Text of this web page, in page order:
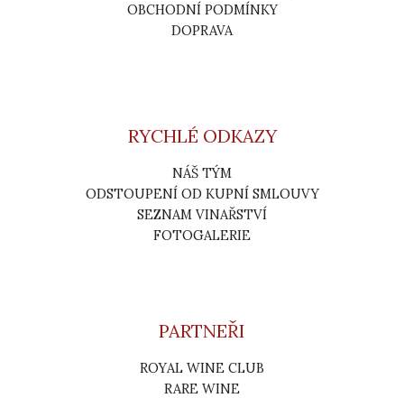
OBCHODNÍ PODMÍNKY
DOPRAVA
RYCHLÉ ODKAZY
NÁŠ TÝM
ODSTOUPENÍ OD KUPNÍ SMLOUVY
SEZNAM VINAŘSTVÍ
FOTOGALERIE
PARTNEŘI
ROYAL WINE CLUB
RARE WINE